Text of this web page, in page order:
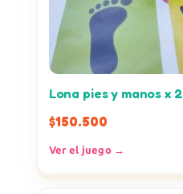
Lona pies y manos x 2
$150.500
Ver el juego →